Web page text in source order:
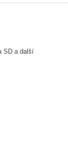
SD a další